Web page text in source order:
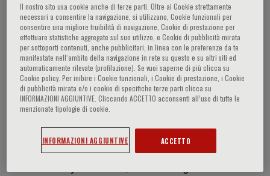
HOME PAGE / CORSI ED EVENTI / RELATORE
Ronald Barr
Dr. Barr was born in Scotland and graduated from
Glasgow. Following training in internal medicine and
haematology he joined the team from Glasgow at
Il nostro sito usa cookie anche di terze parti. Oltre ai Cookie strettamente
necessari a consentire la navigazione, si utilizzano, Cookie funzionali per
consentire una migliore fruibilità di navigazione, Cookie di prestazione per
effettuare statistiche aggregate sul suo utilizzo, e Cookie di pubblicità mirata
per sottoporti contenuti, anche pubblicitari, in linea con le preferenze da te
manifestate nell‘ambito della navigazione in rete su questo e su altri siti ed
automaticamente rilevate (profilazione). Se vuoi saperne di più clicca su
Cookie policy. Per inibire i Cookie funzionali, i Cookie di prestazione, i Cookie
di pubblicità mirata e/o i cookie di specifiche terze parti clicca su
INFORMAZIONI AGGIUNTIVE. Cliccando ACCETTO acconsenti all’uso di tutte le
menzionate tipologie di cookie.
INFORMAZIONI AGGIUNTIVE ACCETTO